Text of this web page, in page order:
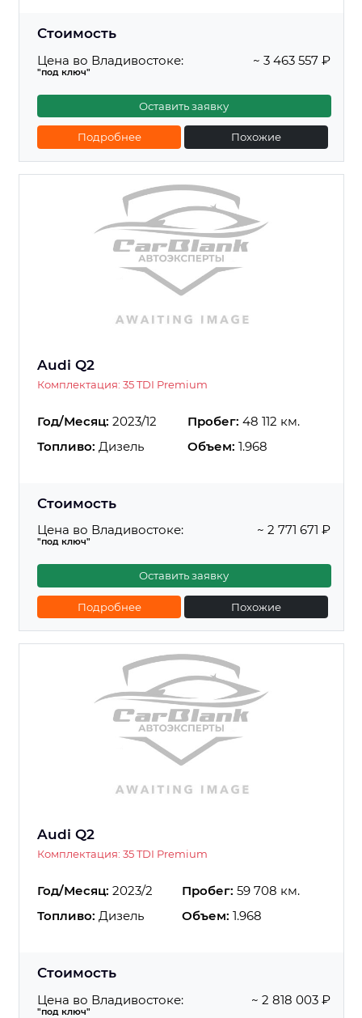
Стоимость
Цена во Владивостоке:
"под ключ"
~ 3 463 557 ₽
Оставить заявку
Подробнее Похожие
Audi Q2
Комплектация: 35 TDI Premium
Год/Месяц: 2023/12 Пробег: 48 112 км.
Топливо: Дизель Объем: 1.968
Стоимость
Цена во Владивостоке:
"под ключ"
~ 2 771 671 ₽
Оставить заявку
Подробнее Похожие
Audi Q2
Комплектация: 35 TDI Premium
Год/Месяц: 2023/2 Пробег: 59 708 км.
Топливо: Дизель Объем: 1.968
Стоимость
Цена во Владивостоке:
"под ключ"
~ 2 818 003 ₽